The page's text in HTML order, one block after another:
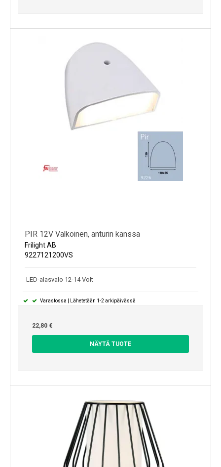
PIR 12V Valkoinen, anturin kanssa
Frilight AB
9227121200VS
LED-alasvalo 12-14 Volt
Varastossa | Lähetetään 1-2 arkipäivässä
22,80 €
NÄYTÄ TUOTE